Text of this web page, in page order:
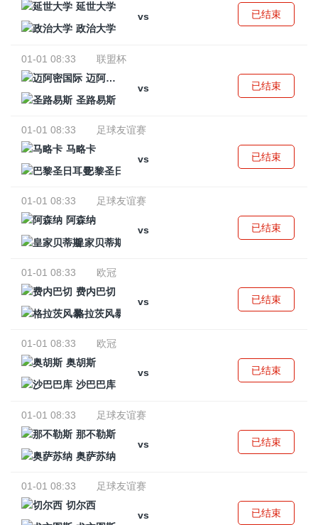
延世大学
vs
政治大学
已结束
01-01 08:33
联盟杯
迈阿密国际
vs
圣路易斯
已结束
01-01 08:33
足球友谊赛
马略卡
vs
巴黎圣日耳曼
已结束
01-01 08:33
足球友谊赛
阿森纳
vs
皇家贝蒂斯
已结束
01-01 08:33
欧冠
费内巴切
vs
格拉茨风暴
已结束
01-01 08:33
欧冠
奥胡斯
vs
沙巴巴库
已结束
01-01 08:33
足球友谊赛
那不勒斯
vs
奥萨苏纳
已结束
01-01 08:33
足球友谊赛
切尔西
vs
已结束